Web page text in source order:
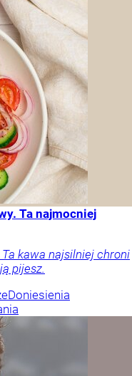
Ta najmocniej
Ta kawa najsilniej chroni
pijesz.
Doniesienia